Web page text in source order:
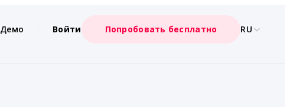
Демо Войти Попробовать бесплатно RU